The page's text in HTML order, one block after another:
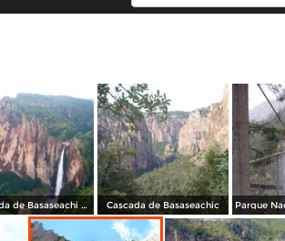
Casacada de Basaseachi vista de frente Cascada de Basaseachic